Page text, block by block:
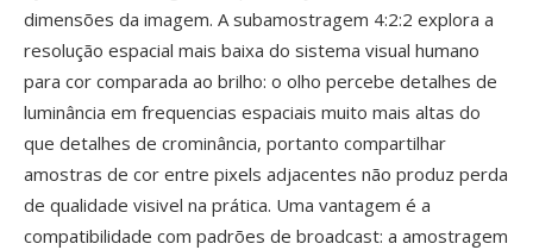
dimensões da imagem. A subamostragem 4:2:2 explora a
resolução espacial mais baixa do sistema visual humano
para cor comparada ao brilho: o olho percebe detalhes de
luminância em frequencias espaciais muito mais altas do
que detalhes de crominância, portanto compartilhar
amostras de cor entre pixels adjacentes não produz perda
de qualidade visivel na prática. Uma vantagem é a
compatibilidade com padrões de broadcast: a amostragem